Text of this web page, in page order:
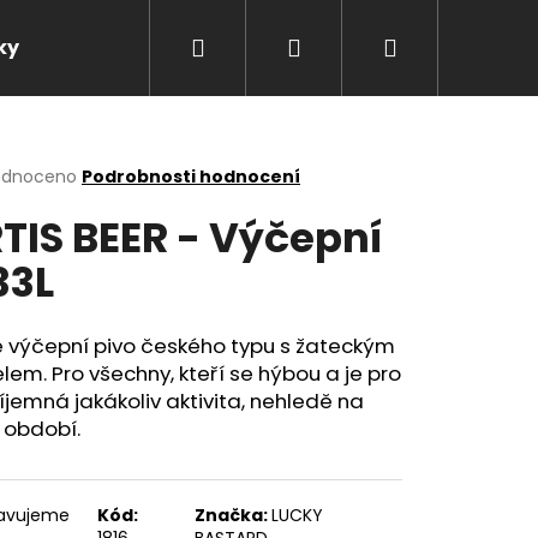
NEALKO PIVO NAŠE PIVO
Přihlášení
Podrobnosti hodnocení
BEER - Výčepní
výčepní pivo českého typu s žateckým
Pro všechny, kteří se hýbou a je pro
jakákoliv aktivita, nehledě na
Kód:
Značka:LUCKY